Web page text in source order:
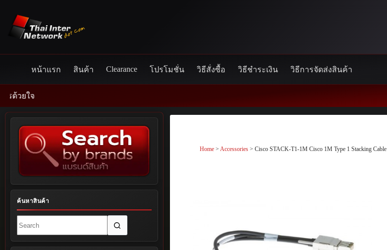
content
หน้าแรก สินค้า Clearance โปรโมชั่น วิธีสั่งซื้อ วิธีชำระเงิน วิธีการจัดส่งสินค้า
Home >Accessories > Cisco STACK-T1-1M Cisco 1M Type 1 Stacking Cable
ค้นหาสินค้า
results